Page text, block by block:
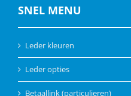
SNEL MENU
Leder kleuren
Leder opties
Betaallink (particulieren)